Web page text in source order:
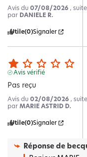
Avis du 07/08/2026 ,
par DANIELE R.
Utile(0)Signaler
Avis vérifié
Pas reçu
Avis du 02/08/2026 ,
par MARIE ASTRID D.
Utile(0)Signaler
Réponse de